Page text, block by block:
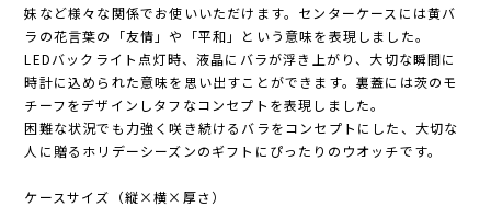
妹など様々な関係でお使いいただけます。センターケースには黄バ
ラの花言葉の「友情」や「平和」という意味を表現しました。
LEDバックライト点灯時、液晶にバラが浮き上がり、大切な瞬間に
時計に込められた意味を思い出すことができます。裏蓋には茨のモ
チーフをデザインしタフなコンセプトを表現しました。
困難な状況でも力強く咲き続けるバラをコンセプトにした、大切な
人に贈るホリデーシーズンのギフトにぴったりのウオッチです。
ケースサイズ（縦×横×厚さ）